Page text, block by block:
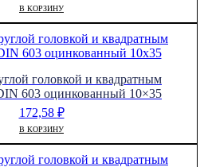
В КОРЗИНУ
головкой и квадратным
603 оцинкованный 10×35
172,58 ₽
В КОРЗИНУ